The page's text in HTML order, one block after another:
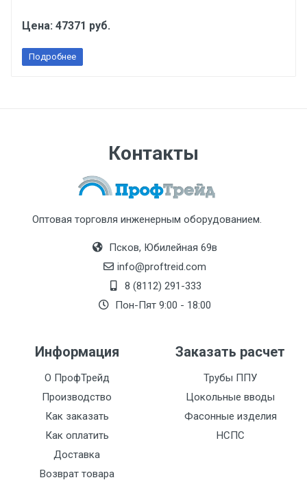
Цена: 47371 руб.
Подробнее
Контакты
Оптовая торговля инженерным оборудованием.
Псков, Юбилейная 69в
info@proftreid.com
8 (8112) 291-333
Пон-Пят 9:00 - 18:00
Информация
О ПрофТрейд
Производство
Как заказать
Как оплатить
Доставка
Возврат товара
Заказать расчет
Трубы ППУ
Цокольные вводы
Фасонные изделия
НСПС